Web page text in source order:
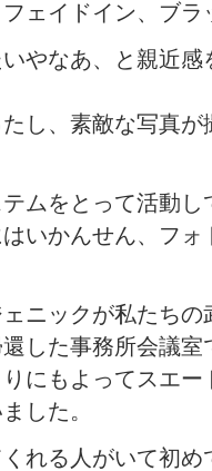
ェイドイン、ブラ
やなあ、と親近
し、素敵な写真が
ムをとって活動し
いかんせん、フ
ニックが私たち
した事務所会議室
にもよってスエ
した。
れる人がいて初